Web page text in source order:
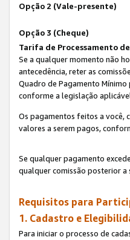
Opção 2 (Vale-presente)
Opção 3 (Cheque)
Tarifa de Processamento
Se a qualquer momento não
antecedência, reter as
Quadro de Pagamento
conforme a legislação
Os pagamentos feitos a você,
valores a serem pagos,
Se qualquer pagamento
qualquer comissão posterior
Requisitos para
1. Cadastro e
Para iniciar o processo de